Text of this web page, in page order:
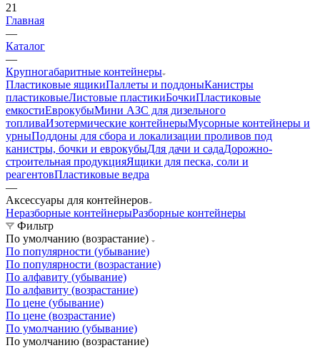
21
Главная
—
Каталог
—
Крупногабаритные контейнеры
Пластиковые ящикиПаллеты и поддоныКанистры
пластиковыеЛистовые пластикиБочкиПластиковые
емкостиЕврокубыМини АЗС для дизельного
топливаИзотермические контейнерыМусорные контейнеры и
урныПоддоны для сбора и локализации проливов под
канистры, бочки и еврокубыДля дачи и садаДорожно-
строительная продукцияЯщики для песка, соли и
реагентовПластиковые ведра
—
Аксессуары для контейнеров
Неразборные контейнерыРазборные контейнеры
Фильтр
По умолчанию (возрастание)
По популярности (убывание)
По популярности (возрастание)
По алфавиту (убывание)
По алфавиту (возрастание)
По цене (убывание)
По цене (возрастание)
По умолчанию (убывание)
По умолчанию (возрастание)